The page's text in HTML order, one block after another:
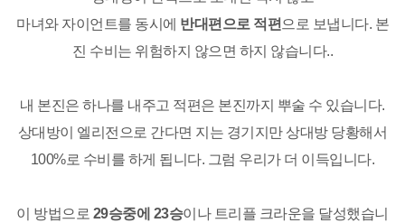
마녀와 자이언트를 동시에 반대편으로 적편 으로 보냅니다. 본
진 수비는 위험하지 않으면 하지 않습니다..
내 본진은 하나를 내주고 적편은 본진까지 뿌술 수 있습니다.
상대방이 엘리전으로 간다면 지는 경기지만 상대방 당황해서
100%로 수비를 하게 됩니다. 그럼 우리가 더 이득입니다.
이 방법으로 29승중에 23승이나 트리플 크라운을 달성했습니